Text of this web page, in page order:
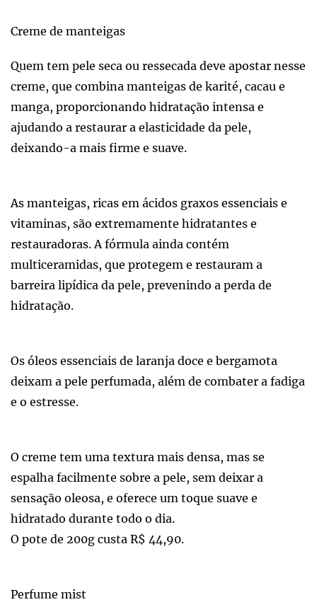
Creme de manteigas
Quem tem pele seca ou ressecada deve apostar nesse
creme, que combina manteigas de karité, cacau e
manga, proporcionando hidratação intensa e
ajudando a restaurar a elasticidade da pele,
deixando-a mais firme e suave.
As manteigas, ricas em ácidos graxos essenciais e
vitaminas, são extremamente hidratantes e
restauradoras. A fórmula ainda contém
multiceramidas, que protegem e restauram a
barreira lipídica da pele, prevenindo a perda de
hidratação.
Os óleos essenciais de laranja doce e bergamota
deixam a pele perfumada, além de combater a fadiga
e o estresse.
O creme tem uma textura mais densa, mas se
espalha facilmente sobre a pele, sem deixar a
sensação oleosa, e oferece um toque suave e
hidratado durante todo o dia.
O pote de 200g custa R$ 44,90.
Perfume mist